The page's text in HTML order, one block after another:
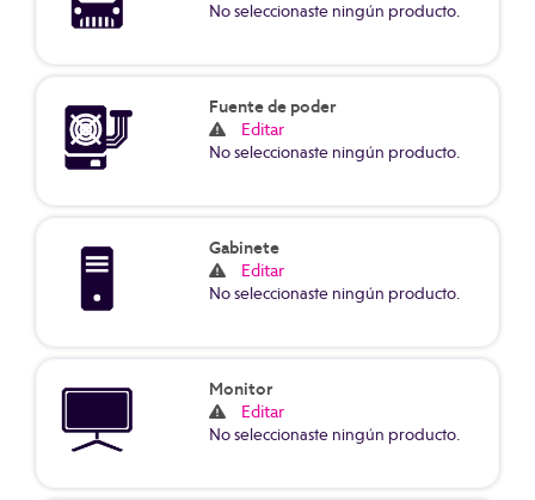
No seleccionaste ningún producto.
Fuente de poder
Editar
No seleccionaste ningún producto.
Gabinete
Editar
No seleccionaste ningún producto.
Monitor
Editar
No seleccionaste ningún producto.